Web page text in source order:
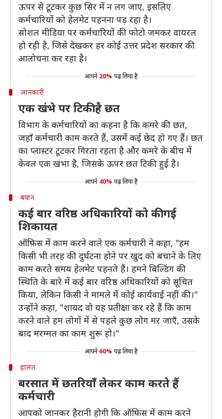
ऊपर से टूटकर कुछ सिर में न लग जाए, इसलिए
कर्मचारियों को हेलमेट पहनना पड़ रहा है।
सोशल मीडिया पर कर्मचारियों की फोटो जमकर वायरल
हो रही है, जिसे देखकर हर कोई उत्तर प्रदेश सरकार की
आलोचना कर रहा है।
आपने 20% पढ़ लिया है
जानकारी
एक खंभे पर टिकी है छत
विभाग के कर्मचारियों का कहना है कि कमरे की छत,
जहाँ कर्मचारी काम करते हैं, उसमें कई छेद हो गए हैं। छत
का प्लास्टर टूटकर गिरता रहता है और कमरे के बीच में
केवल एक खंभा है, जिसके ऊपर छत टिकी हुई है।
आपने 40% पढ़ लिया है
बयान
कई बार वरिष्ठ अधिकारियों को की गई
शिकायत
ऑफ़िस में काम करने वाले एक कर्मचारी ने कहा, "हम
किसी भी तरह की दुर्घटना होने पर खुद को बचाने के लिए
काम करते समय हेलमेट पहनते हैं। हमने बिल्डिंग की
स्थिति के बारे में कई बार वरिष्ठ अधिकारियों को सूचित
किया, लेकिन किसी ने मामले में कोई कार्यवाई नहीं की।"
उन्होंने कहा, "शायद वो यह प्रतीक्षा कर रहे हैं कि काम
करने वाले हम लोगों में से पहले कुछ लोग मर जाएँ, उसके
बाद मरम्मत का काम शुरू हो।"
आपने 60% पढ़ लिया है
हालत
बरसात में छतरियाँ लेकर काम करते हैं
कर्मचारी
आपको जानकर हैरानी होगी कि ऑफ़िस में काम करने